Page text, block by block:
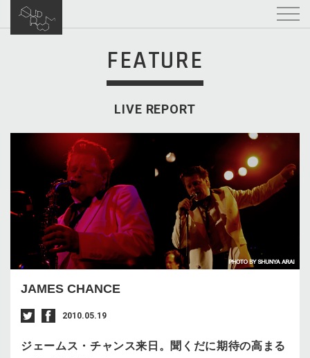
FEATURE
LIVE REPORT
JAMES CHANCE
2010.05.19
ジェームス・チャンス来日。聞くだに期待の高まる